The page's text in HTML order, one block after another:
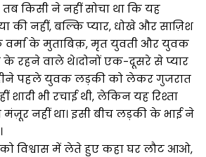
किसी ने नहीं सोचा था कि यह
की नहीं, बल्कि प्यार, धोखे और साज़िश
वर्मा के मुताबिक़, मृत युवती और युवक
के रहने वाले थे।दोनों एक-दूसरे से प्यार
पहले युवक लड़की को लेकर गुजरात
शादी भी रचाई थी, लेकिन यह रिश्ता
नहीं था। इसी बीच लड़की के भाई ने
विश्वास में लेते हुए कहा घर लौट आओ,